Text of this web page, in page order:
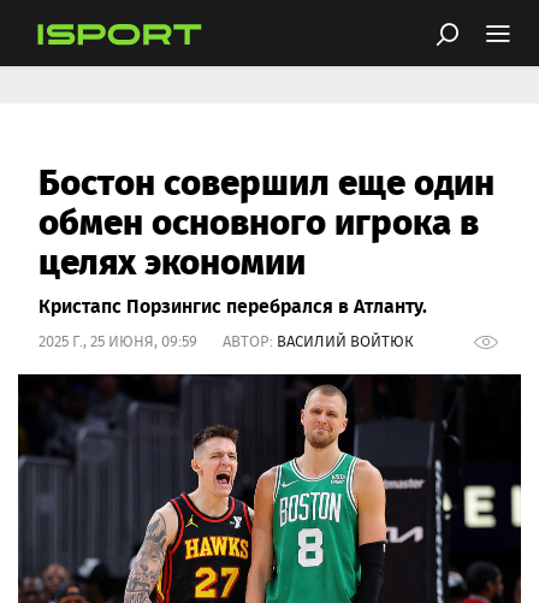
Бостон совершил еще один
обмен основного игрока в
целях экономии
Кристапс Порзингис перебрался в Атланту.
2025 Г., 25 ИЮНЯ, 09:59 АВТОР: ВАСИЛИЙ ВОЙТЮК